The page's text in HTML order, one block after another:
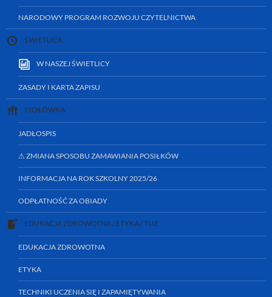
NARODOWY PROGRAM ROZWOJU CZYTELNICTWA
ŚWIETLICA
W NASZEJ ŚWIETLICY
ZASADY I KARTA ZAPISU
STOŁÓWKA
JADŁOSPIS
⚠ ZMIANA SPOSOBU ZAMAWIANIA POSIŁKÓW
INFORMACJA NA ROK SZKOLNY 2025/26
ODPŁATNOŚĆ ZA OBIADY
EDUKACJA ZDROWOTNA / ETYKA / TUZ
EDUKACJA ZDROWOTNA
ETYKA
TECHNIKI UCZENIA SIĘ I ZAPAMIĘTYWANIA